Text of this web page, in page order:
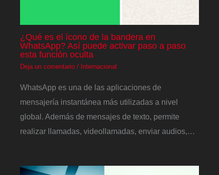
¿Qué es el ícono de la bandera en
WhatsApp? Así puede activar paso a paso
esta función oculta
Deja un comentario / Internacional
WhatsApp es una de las aplicaciones de
mensajería instantánea más utilizadas a nivel
global. Además de mensajes de texto, permite
realizar llamadas, videollamadas, enviar audios,…